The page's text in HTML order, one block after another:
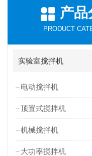
产品
PRODUCT
实验室搅拌机
电动搅拌机
顶置式搅拌机
机械搅拌机
大功率搅拌机